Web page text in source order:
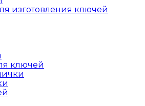
изготовления ключей
ключей